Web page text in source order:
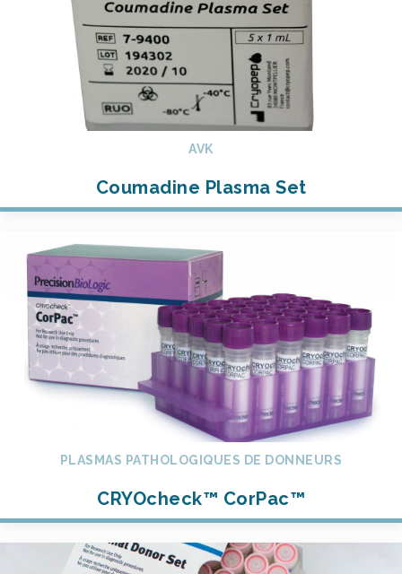
AVK
Coumadine Plasma Set
PLASMAS PATHOLOGIQUES DE DONNEURS
CRYOcheck™ CorPac™